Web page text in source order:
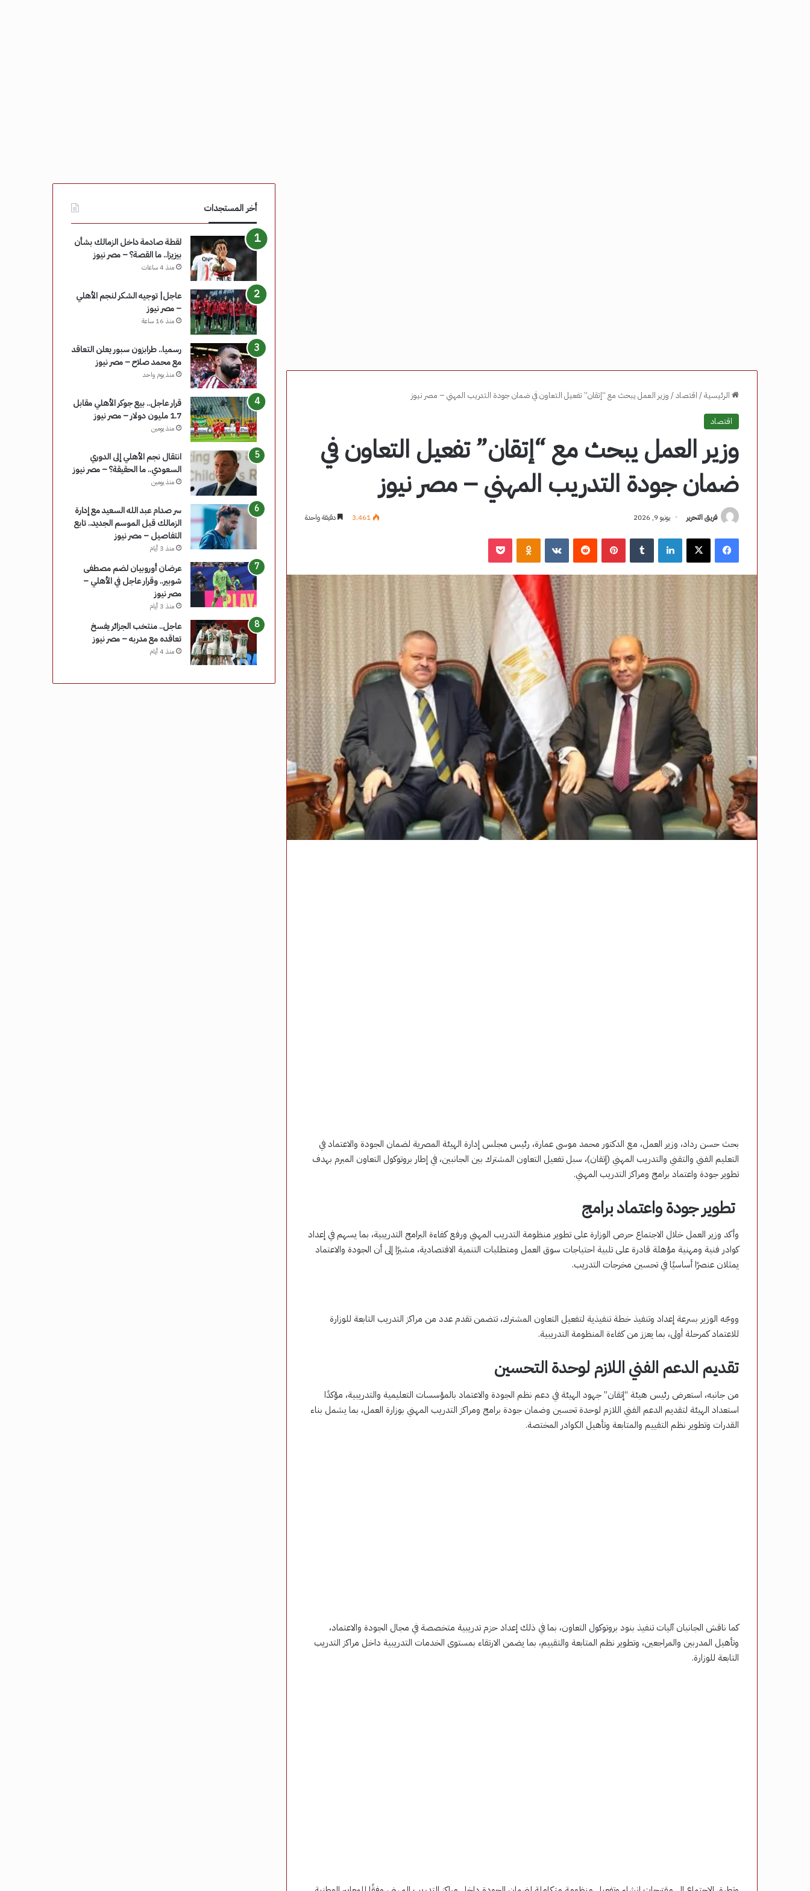
الرئيسية/ اقتصاد/ وزير العمل يبحث مع “إتقان” تفعيل التعاون في ضمان جودة التدريب المهني – مصر نيوز
اقتصاد
وزير العمل يبحث مع “إتقان” تفعيل التعاون في
ضمان جودة التدريب المهني – مصر نيوز
فريق التحرير يونيو 9, 2026 3٬461 دقيقة واحدة
فيسبوك ‫X لينكدإن بينتيريست ‏VKontakte
بحث حسن رداد، وزير العمل، مع الدكتور محمد موسى عمارة، رئيس مجلس إدارة الهيئة المصرية لضمان الجودة والاعتماد في
التعليم الفني والتقني والتدريب المهني (إتقان)، سبل تفعيل التعاون المشترك بين الجانبين، في إطار بروتوكول التعاون المبرم بهدف
تطوير جودة واعتماد برامج ومراكز التدريب المهني.
تطوير جودة واعتماد برامج
وأكد وزير العمل خلال الاجتماع حرص الوزارة على تطوير منظومة التدريب المهني ورفع كفاءة البرامج التدريبية، بما يسهم في إعداد
كوادر فنية ومهنية مؤهلة قادرة على تلبية احتياجات سوق العمل ومتطلبات التنمية الاقتصادية، مشيرًا إلى أن الجودة والاعتماد
يمثلان عنصرًا أساسيًا في تحسين مخرجات التدريب.
ووجّه الوزير بسرعة إعداد وتنفيذ خطة تنفيذية لتفعيل التعاون المشترك، تتضمن تقدم عدد من مراكز التدريب التابعة للوزارة
للاعتماد كمرحلة أولى، بما يعزز من كفاءة المنظومة التدريبية.
تقديم الدعم الفني اللازم لوحدة التحسين
من جانبه، استعرض رئيس هيئة “إتقان” جهود الهيئة في دعم نظم الجودة والاعتماد بالمؤسسات التعليمية والتدريبية، مؤكدًا
استعداد الهيئة لتقديم الدعم الفني اللازم لوحدة تحسين وضمان جودة برامج ومراكز التدريب المهني بوزارة العمل، بما يشمل بناء
القدرات وتطوير نظم التقييم والمتابعة وتأهيل الكوادر المختصة.
كما ناقش الجانبان آليات تنفيذ بنود بروتوكول التعاون، بما في ذلك إعداد حزم تدريبية متخصصة في مجال الجودة والاعتماد،
وتأهيل المدربين والمراجعين، وتطوير نظم المتابعة والتقييم، بما يضمن الارتقاء بمستوى الخدمات التدريبية داخل مراكز التدريب
التابعة للوزارة.
أخر المستجدات
لقطة صادمة داخل الزمالك بشأن
بيزيزا.. ما القصة؟ – مصر نيوز
منذ 4 ساعات
عاجل| توجيه الشكر لنجم الأهلي
– مصر نيوز
منذ 16 ساعة
رسميا.. طرابزون سبور يعلن التعاقد
مع محمد صلاح – مصر نيوز
منذ يوم واحد
قرار عاجل.. بيع جوكر الأهلي مقابل
1.7 مليون دولار – مصر نيوز
منذ يومين
انتقال نجم الأهلي إلى الدوري
السعودي.. ما الحقيقة؟ – مصر نيوز
منذ يومين
سر صدام عبد الله السعيد مع إدارة
الزمالك قبل الموسم الجديد.. تابع
التفاصيل – مصر نيوز
منذ 3 أيام
عرضان أوروبيان لضم مصطفى
شوبير.. وقرار عاجل في الأهلي –
مصر نيوز
منذ 3 أيام
عاجل.. منتخب الجزائر يفسخ
تعاقده مع مدربه – مصر نيوز
منذ 4 أيام